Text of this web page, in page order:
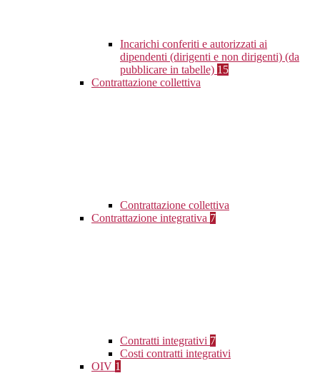
Incarichi conferiti e autorizzati ai
dipendenti (dirigenti e non dirigenti) (da
pubblicare in tabelle) 15
Contrattazione collettiva
Contrattazione collettiva
Contrattazione integrativa 7
Contratti integrativi 7
Costi contratti integrativi
OIV 1